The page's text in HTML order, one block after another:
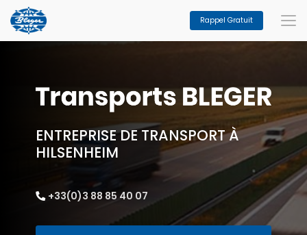
Aller
au
contenu
principal
Rappel Gratuit
ENTREPRISE DE TRANSPORT À
HILSENHEIM
+33(0)3 88 85 40 07